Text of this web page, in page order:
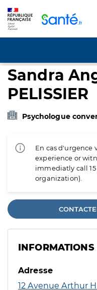
Sandra
PELISSIER
Psychologue
En cas d'urgence
experience or
immediatly call
organization).
INFORMATIONS
Adresse
12 Avenue Arthur